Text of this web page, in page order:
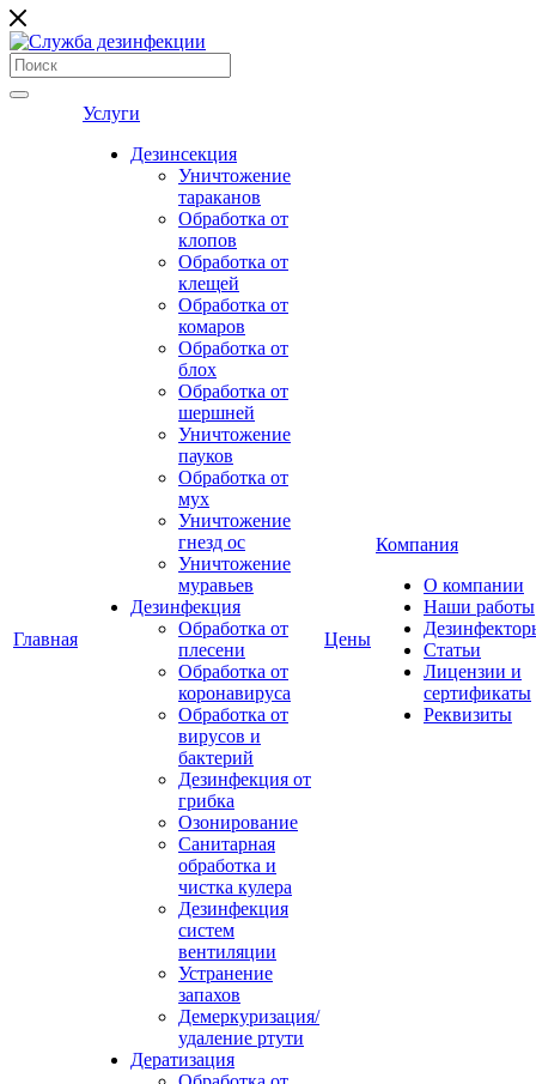
Главная
Услуги
Дезинсекция
Уничтожение
тараканов
Обработка от
клопов
Обработка от
клещей
Обработка от
комаров
Обработка от
блох
Обработка от
шершней
Уничтожение
пауков
Обработка от
мух
Уничтожение
гнезд ос
Уничтожение
муравьев
Дезинфекция
Обработка от
плесени
Обработка от
коронавируса
Обработка от
вирусов и
бактерий
Дезинфекция от
грибка
Озонирование
Санитарная
обработка и
чистка кулера
Дезинфекция
систем
вентиляции
Устранение
запахов
Демеркуризация/
удаление ртути
Дератизация
Цены
Компания
О компании
Наши работы
Статьи
Лицензии и
сертификаты
Реквизиты